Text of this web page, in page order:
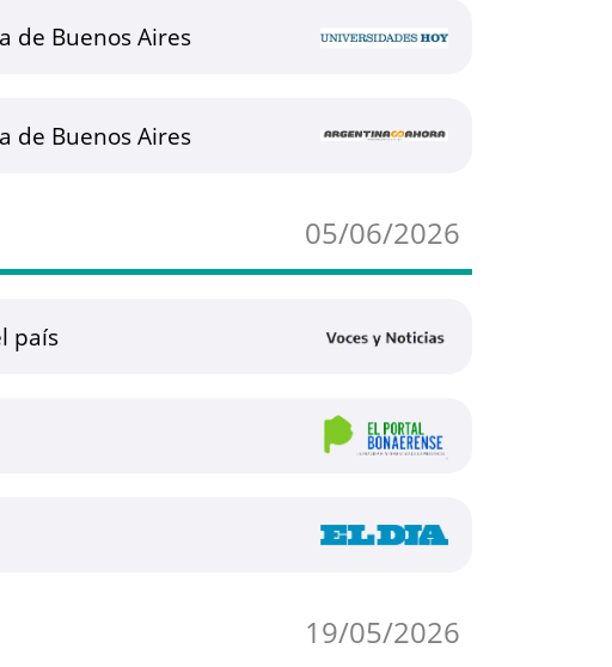
de Buenos Aires
de Buenos Aires
05/06/2026
país
19/05/2026